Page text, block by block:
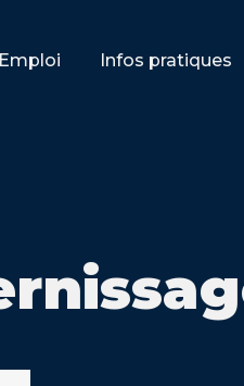
Emploi Infos pratiques